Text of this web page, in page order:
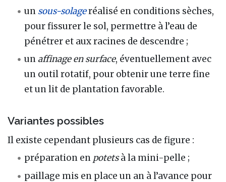
un sous-solageréalisé en conditions sèches,
pour fissurer le sol, permettre à l’eau de
pénétrer et aux racines de descendre ;
un affinage en surface, éventuellement avec
un outil rotatif, pour obtenir une terre fine
et un lit de plantation favorable.
Variantes possibles
Il existe cependant plusieurs cas de figure :
préparation en potetsà la mini-pelle ;
paillage mis en place un an à l’avance pour